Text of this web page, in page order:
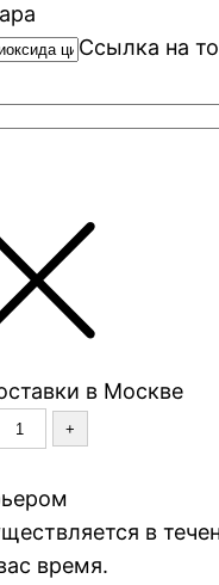
Ссылка на
в Москве
+
в
время.